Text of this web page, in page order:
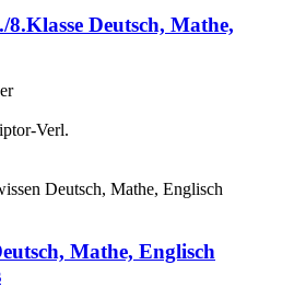
Deutsch, Mathe,
Verl.
Mathe, Englisch